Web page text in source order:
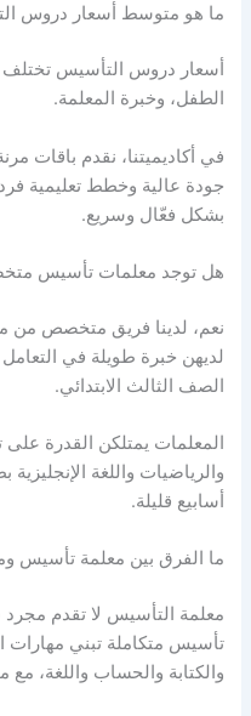
ما هو متوسط أسعار دروس
أسعار دروس التأسيس
الطفل، وخبرة المعلمة.
في أكاديميتنا، نقدم باقات
جودة عالية وخطط تعليمية
بشكل فعّال وسريع.
هل توجد معلمات تأسيس
نعم، لدينا فريق متخصص من
لديهن خبرة طويلة في
الصف الثالث الابتدائي.
المعلمات يمتلكن القدرة على
والرياضيات واللغة
أسابيع قليلة.
ما الفرق بين معلمة تأسيس
معلمة التأسيس لا تقدم
تأسيس متكاملة تبني مهارات
والكتابة والحساب واللغة،